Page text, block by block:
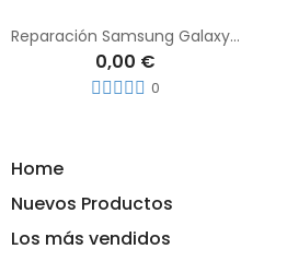
Home
Nuevos Productos
Los más vendidos
Reparación Samsung Galaxy A6 Plus
0,00 €
0